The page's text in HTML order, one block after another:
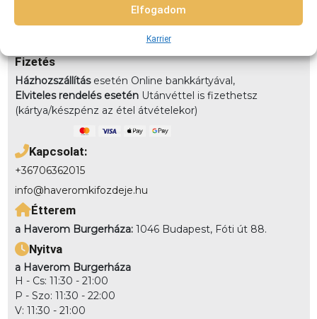
Elfogadom
Karrier
7km-8km-ig: 2490 8km-10km-ig: 2990
Elvitel:Rendelésedet kérheted előrendeléssel elvitelre,
vagy akár házhozszállítással is!
Fizetés
Házhozszállításesetén Online bankkártyával,
Elviteles rendelés esetén Utánvéttel is fizethetsz
(kártya/készpénz az étel átvételekor)
Kapcsolat:
+36706362015
info@haveromkifozdeje.hu
Étterem
a Haverom Burgerháza: 1046 Budapest, Fóti út 88.
Nyitva
a Haverom Burgerháza
H - Cs: 11:30 - 21:00
P - Szo: 11:30 - 22:00
V: 11:30 - 21:00